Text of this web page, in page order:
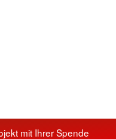
mit Ihrer Spende